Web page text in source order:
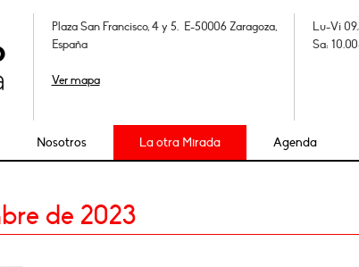
Plaza San Francisco, 4 y 5. E-50006 Zaragoza,
España
Ver mapa
Lu-Vi
Sa:
Nosotros La otra Mirada Agenda
de 2023